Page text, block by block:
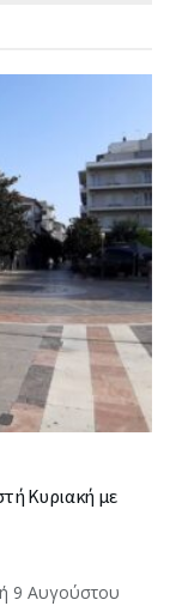
Κυριακή με
9 Αυγούστου